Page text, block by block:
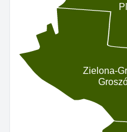
Zielona-